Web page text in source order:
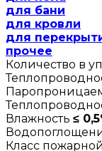
для бани
для кровли
для
прочее
Количество в
Влажность ≤
Класс